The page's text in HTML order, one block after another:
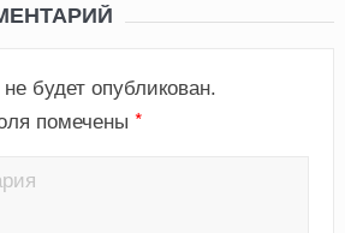
будет опубликован.
помечены *